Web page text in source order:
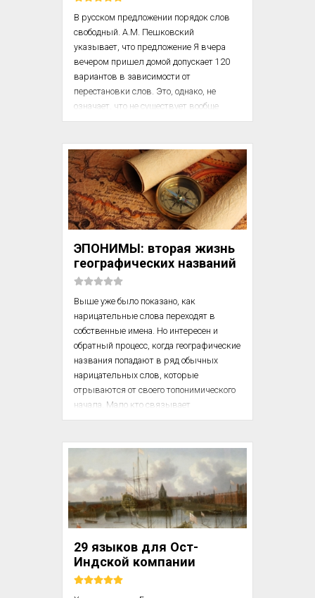
В русском предложении порядок слов
свободный. А.М. Пешковский
указывает, что предложение Я вчера
вечером пришел домой допускает 120
вариантов в зависимости от
перестановки слов. Это, однако, не
означает, что не существует вообще
правил, регулирующих порядок слов, и
никаких изменений — смысловых и
стилистических. Верным будет обратное
положение, что всякая перестановка
связана с большим или меньшим
изменением значения или
стилистических оттенков, присущих
предложения: 1) Я встретил учителя
брата и Я встретил брата учителя; 2)
Москв...
ЭПОНИМЫ: вторая жизнь
географических названий
Выше уже было показано, как
нарицательные слова переходят в
собственные имена. Но интересен и
обратный процесс, когда географические
названия попадают в ряд обычных
нарицательных слов, которые
отрываются от своего топонимического
начала. Мало кто связывает
этимологию этих слов с именами того
географического объекта. Почти забыто,
что лексема бронза, присущая многим
европейским языкам, восходит к имени
итальянского города Бриндизи. Имя
города-порта перешло на металл,
которому принадлежит почетное место в
явился большим этап...
29 языков для Ост-
Индской компании